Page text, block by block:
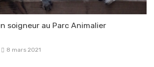
soigneur au Parc Animalier
8 mars 2021